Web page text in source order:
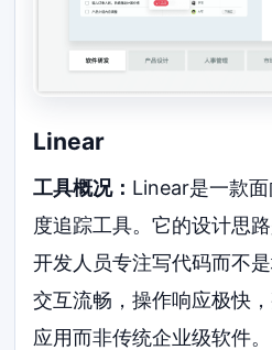
Linear
工具概况： Linear是一款
度追踪工具。它的设计思
开发人员专注写代码而不
交互流畅，操作响应极快
应用而非传统企业级软件。